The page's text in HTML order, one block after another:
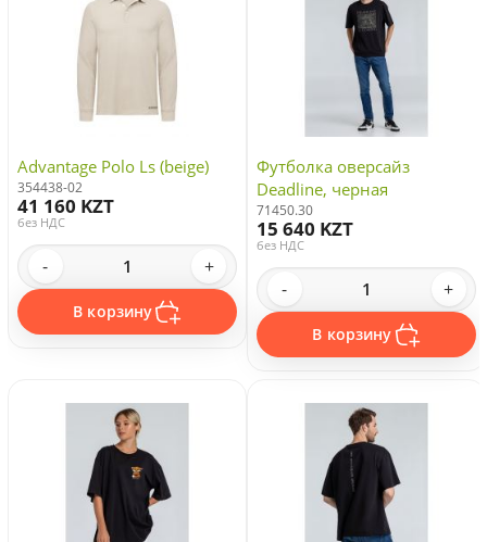
Advantage Polo Ls (beige)
354438-02
41 160 KZT
без НДС
- +
В корзину
Футболка оверсайз
Deadline, черная
71450.30
15 640 KZT
без НДС
- +
В корзину